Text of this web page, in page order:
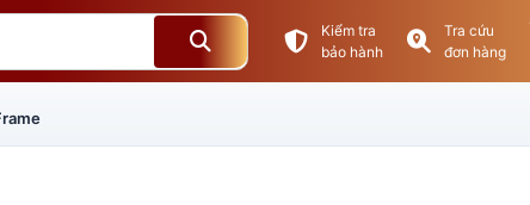
Kiểm tra
bảo hành
Tra cứu
đơn hàng